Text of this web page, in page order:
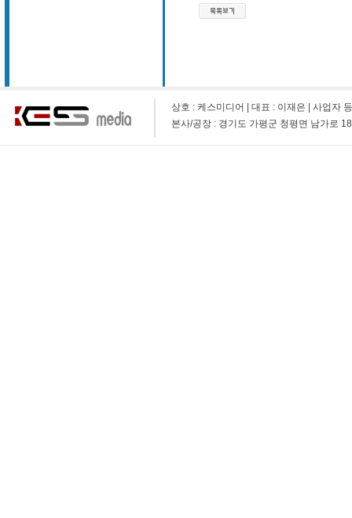
상호 : 케스미디어 | 대표 : 이재은 | 사업자
본사/공장 : 경기도 가평군 청평면 남가로